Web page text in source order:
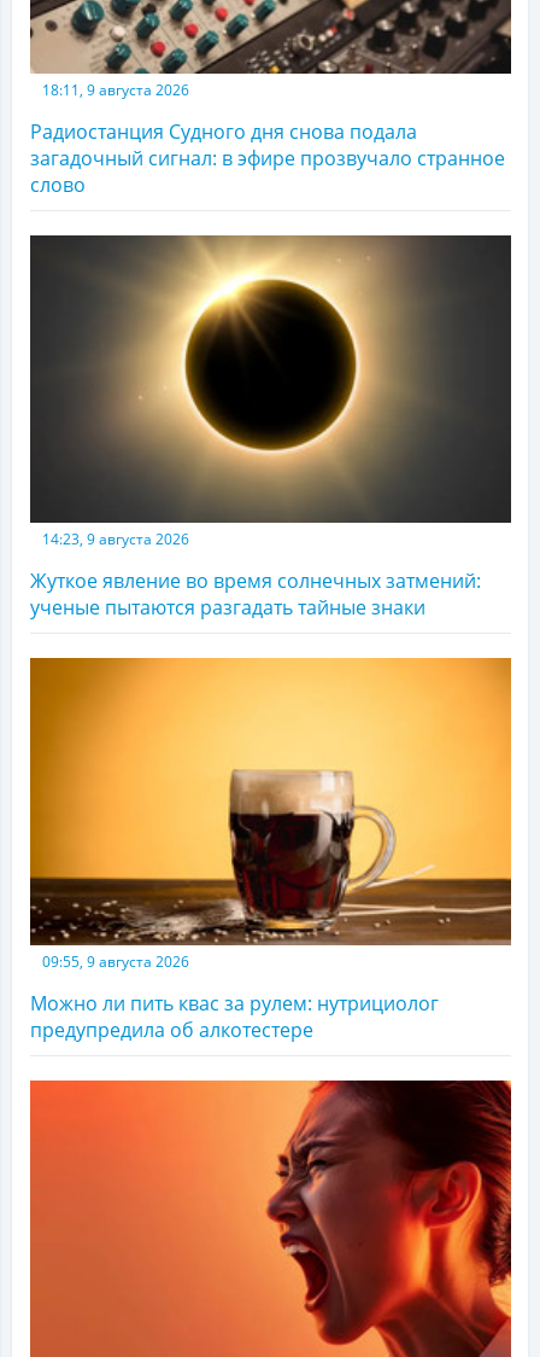
18:11, 9 августа 2026
Радиостанция Судного дня снова подала
загадочный сигнал: в эфире прозвучало странное
слово
14:23, 9 августа 2026
Жуткое явление во время солнечных затмений:
ученые пытаются разгадать тайные знаки
09:55, 9 августа 2026
Можно ли пить квас за рулем: нутрициолог
предупредила об алкотестере